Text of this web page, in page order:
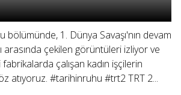
bölümünde, 1. Dünya Savaşı'nın devam
arasında çekilen görüntüleri izliyor ve
çalışan kadın işçilerin
atıyoruz. #tarihinruhu #trt2 TRT 2...